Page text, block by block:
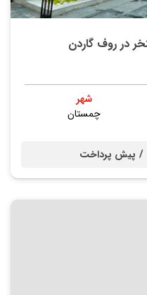
در روف گاردن
شهر
چمستان
پیش پرداخت